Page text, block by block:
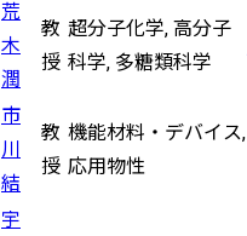
荒
木
潤
教
授
超分子化学, 高分子
科学, 多糖類科学
市
川
結
教
授
機能材料・デバイス,
応用物性
宇